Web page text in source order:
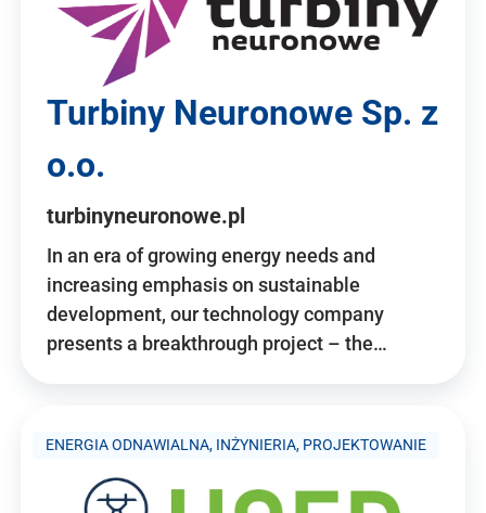
Turbiny Neuronowe Sp. z
o.o.
turbinyneuronowe.pl
In an era of growing energy needs and
increasing emphasis on sustainable
development, our technology company
presents a breakthrough project – the…
ENERGIA ODNAWIALNA, INŻYNIERIA, PROJEKTOWANIE